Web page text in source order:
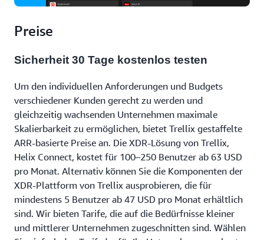
Preise
Sicherheit 30 Tage kostenlos testen
Um den individuellen Anforderungen und Budgets
verschiedener Kunden gerecht zu werden und
gleichzeitig wachsenden Unternehmen maximale
Skalierbarkeit zu ermöglichen, bietet Trellix gestaffelte
ARR-basierte Preise an. Die XDR-Lösung von Trellix,
Helix Connect, kostet für 100–250 Benutzer ab 63 USD
pro Monat. Alternativ können Sie die Komponenten der
XDR-Plattform von Trellix ausprobieren, die für
mindestens 5 Benutzer ab 47 USD pro Monat erhältlich
sind. Wir bieten Tarife, die auf die Bedürfnisse kleiner
und mittlerer Unternehmen zugeschnitten sind. Wählen